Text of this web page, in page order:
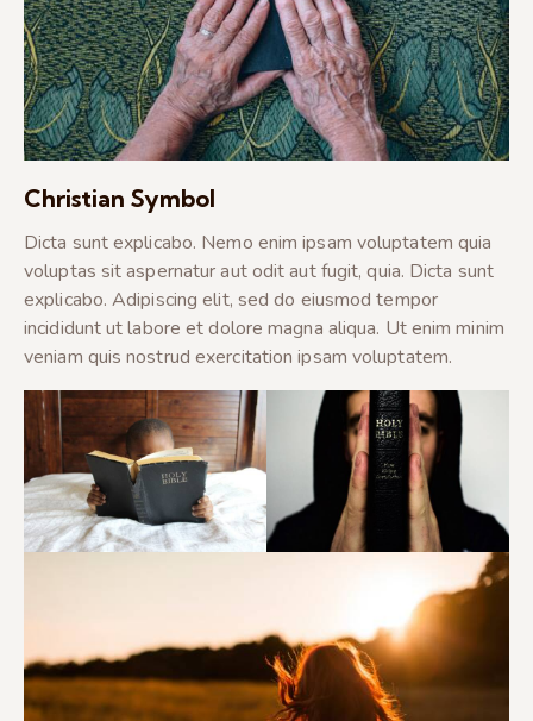
Christian Symbol
Dicta sunt explicabo. Nemo enim ipsam voluptatem quia
voluptas sit aspernatur aut odit aut fugit, quia. Dicta sunt
explicabo. Adipiscing elit, sed do eiusmod tempor
incididunt ut labore et dolore magna aliqua. Ut enim minim
veniam quis nostrud exercitation ipsam voluptatem.